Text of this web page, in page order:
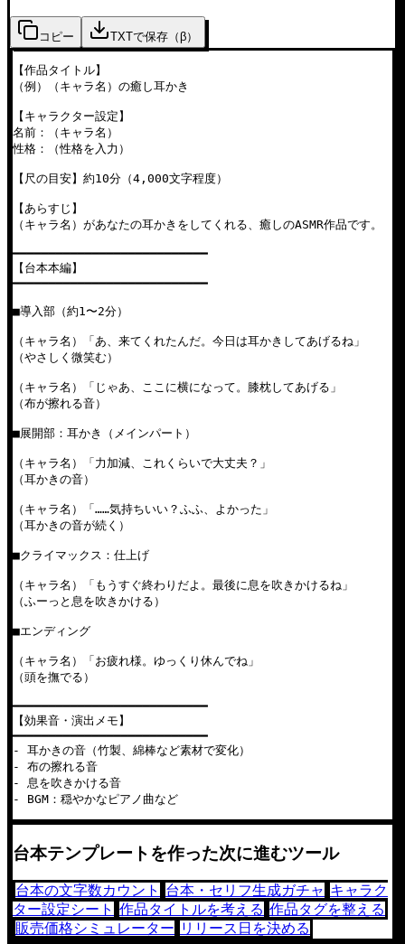
コピー TXTで保存（β）
【作品タイトル】
（例）（キャラ名）の癒し耳かき
【キャラクター設定】
名前：（キャラ名）
性格：（性格を入力）
【尺の目安】約10分（4,000文字程度）
【あらすじ】
（キャラ名）があなたの耳かきをしてくれる、癒しのASMR作品です。
━━━━━━━━━━━━━━━━━━━━━━━━━━━
【台本本編】
━━━━━━━━━━━━━━━━━━━━━━━━━━━
■導入部（約1〜2分）
（キャラ名）「あ、来てくれたんだ。今日は耳かきしてあげるね」
（やさしく微笑む）
（キャラ名）「じゃあ、ここに横になって。膝枕してあげる」
（布が擦れる音）
■展開部：耳かき（メインパート）
（キャラ名）「力加減、これくらいで大丈夫？」
（耳かきの音）
（キャラ名）「……気持ちいい？ふふ、よかった」
（耳かきの音が続く）
■クライマックス：仕上げ
（キャラ名）「もうすぐ終わりだよ。最後に息を吹きかけるね」
（ふーっと息を吹きかける）
■エンディング
（キャラ名）「お疲れ様。ゆっくり休んでね」
（頭を撫でる）
━━━━━━━━━━━━━━━━━━━━━━━━━━━
【効果音・演出メモ】
━━━━━━━━━━━━━━━━━━━━━━━━━━━
- 耳かきの音（竹製、綿棒など素材で変化）
- 布の擦れる音
- 息を吹きかける音
- BGM：穏やかなピアノ曲など
台本テンプレートを作った次に進むツール
台本の文字数カウント 台本・セリフ生成ガチャ キャラク
ター設定シート 作品タイトルを考える 作品タグを整える
販売価格シミュレーター リリース日を決める